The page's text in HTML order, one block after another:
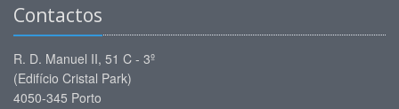
Contactos
R. D. Manuel II, 51 C - 3º
(Edifício Cristal Park)
4050-345 Porto